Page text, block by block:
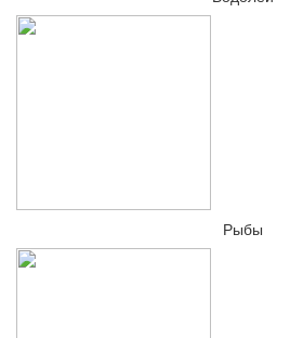
Рыбы